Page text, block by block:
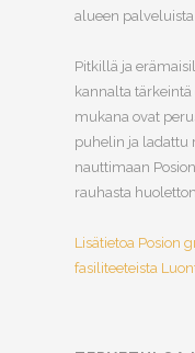
alueen
Pitkillä ja
kannalta
mukana ovat
puhelin ja ladattu
nauttimaan
rauhasta
Lisätietoa Posion
fasiliteeteista